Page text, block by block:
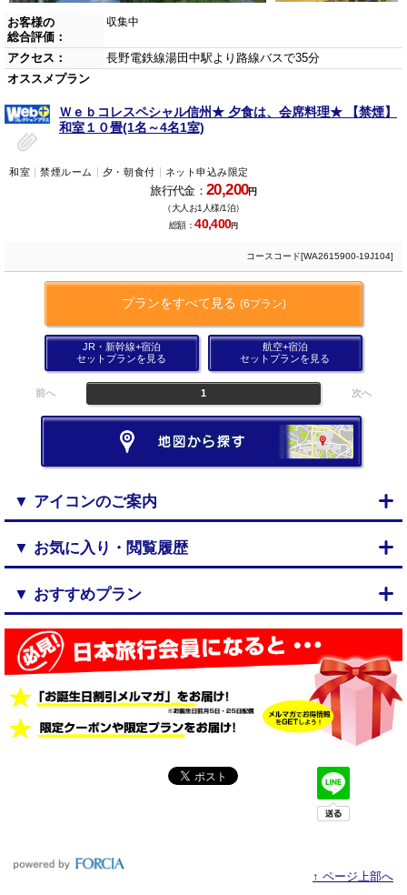
お客様の
総合評価：
収集中
アクセス：
長野電鉄線湯田中駅より路線バスで35分
オススメプラン
Ｗｅｂコレスペシャル信州★ 夕食は、会席料理★ 【禁煙】
和室１０畳(1名～4名1室)
和室 禁煙ルーム 夕・朝食付 ネット申込み限定
旅行代金：20,200円
（大人お1人様/1泊）
総額：40,400円
コースコード[WA2615900-19J104]
プランをすべて見る (6プラン)
JR・新幹線+宿泊
セットプランを見る
航空+宿泊
セットプランを見る
前へ 1 次へ
▼ アイコンのご案内
▼ お気に入り・閲覧履歴
▼ おすすめプラン
↑ ページ上部へ